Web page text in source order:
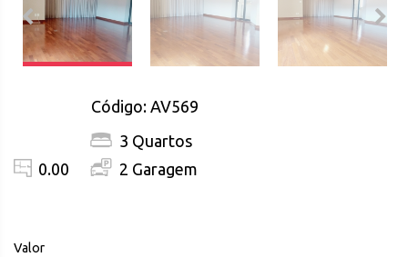
0.00
Código: AV569
3 Quartos
2 Garagem
Valor